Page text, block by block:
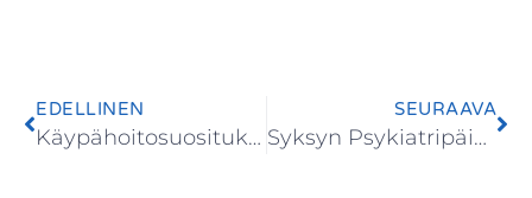
EDELLINEN
Käypähoitosuositukset
SEURAAVA
Syksyn Psykiatripäiville ilmoittautuminen käy vilkkaana